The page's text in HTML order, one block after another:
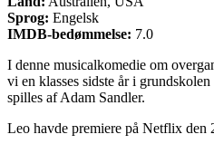
Sprog: Engelsk
IMDB-bedømmelse: 7.0
I denne musicalkomedie om
vi en klasses sidste år i
spilles af Adam Sandler.
Leo havde premiere på Netflix den